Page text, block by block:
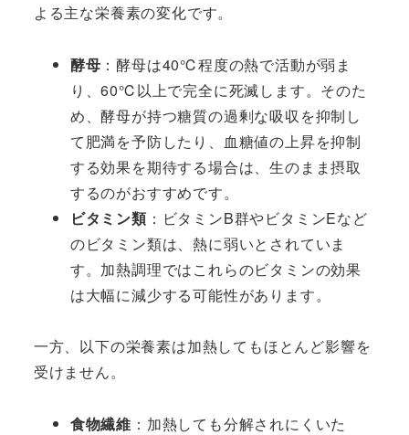
よる主な栄養素の変化です。
酵母 ：酵母は40℃程度の熱で活動が弱ま
り、60℃以上で完全に死滅します。そのた
め、酵母が持つ糖質の過剰な吸収を抑制し
て肥満を予防したり、血糖値の上昇を抑制
する効果を期待する場合は、生のまま摂取
するのがおすすめです。
ビタミン類：ビタミンB群やビタミンEなど
のビタミン類は、熱に弱いとされていま
す。加熱調理ではこれらのビタミンの効果
は大幅に減少する可能性があります。
一方、以下の栄養素は加熱してもほとんど影響を
受けません。
食物繊維 ：加熱しても分解されにくいた